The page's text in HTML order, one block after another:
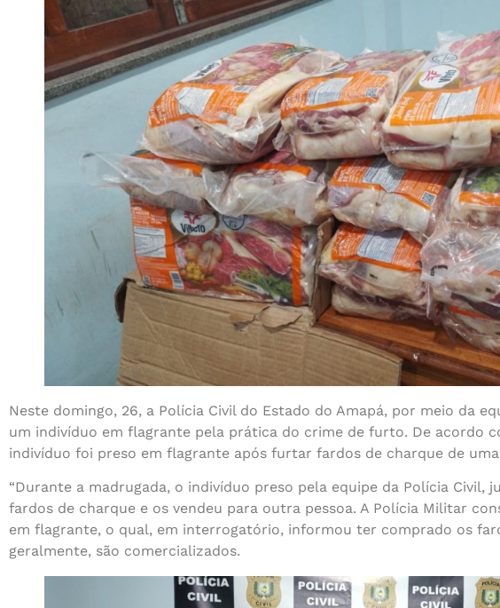
Neste domingo, 26, a Polícia Civil do Estado do Amapá, por meio da
um indivíduo em flagrante pela prática do crime de furto. De acordo
indivíduo foi preso em flagrante após furtar fardos de charque de
“Durante a madrugada, o indivíduo preso pela equipe da Polícia
fardos de charque e os vendeu para outra pessoa. A Polícia Militar
em flagrante, o qual, em interrogatório, informou ter comprado os
geralmente, são comercializados.